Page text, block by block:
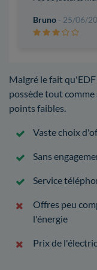
Bruno - 25/06/
Malgré le fait
possède tout
points faibles.
Vaste choix
Sans
Service
Offres peu
l'énergie
Prix de